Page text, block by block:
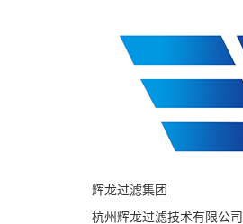
辉龙过滤集团
杭州辉龙过滤技术有限公司